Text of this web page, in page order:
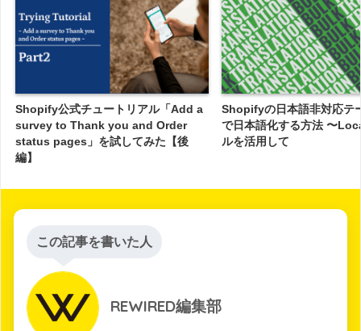
Shopify公式チュートリアル「Add a
survey to Thank you and Order
status pages」を試してみた【後
編】
Shopifyの日本語非対応テ
で日本語化する方法 〜
ルを活用して
この記事を書いた人
REWIRED編集部